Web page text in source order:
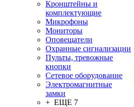
Кронштейны и
комплектующие
Микрофоны
Мониторы
Оповещатели
Охранные сигнализации
Пульты, тревожные
кнопки
Сетевое оборудование
Электромагнитные
замки
+ ЕЩЕ 7